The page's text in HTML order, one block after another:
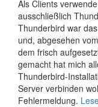
Als Clients
ausschließlich
Thunderbird war
und, abgesehen
dem frisch
gemacht hat mich
Thunderbird-
Server verbinden
Fehlermeldung.